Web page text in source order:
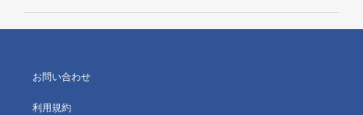
お問い合わせ
利用規約